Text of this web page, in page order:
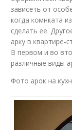
зависеть от
когда комнката
сделать ее.
арку в квартире-
В первом и во
различные виды
Фото арок на